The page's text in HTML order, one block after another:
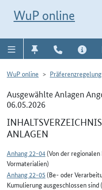
WuP online
WuP online
Ausgewählte Anlagen
06.05.2026
ANLAGEN
Anhang 22-04(Von der
Vormaterialien)
Anhang 22-05 (Be- oder
Kumulierung ausgeschlossen sind